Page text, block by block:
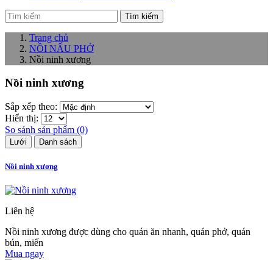
Tìm kiếm
Trang chủ
NỒI NẤU PHỞ
Nồi ninh xương
Nồi ninh xương
Sắp xếp theo:
Hiển thị:
So sánh sản phẩm (0)
Lưới Danh sách
Nồi ninh xương
Liên hệ
Nồi ninh xương được dùng cho quán ăn nhanh, quán phở, quán
bún, miến
Mua ngay